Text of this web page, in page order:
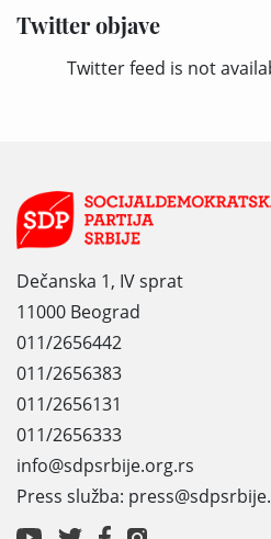
Twitter objave
Twitter feed is not
Dečanska 1, IV sprat
11000 Beograd
011/2656442
011/2656383
011/2656131
011/2656333
info@sdpsrbije.org.rs
Press služba: